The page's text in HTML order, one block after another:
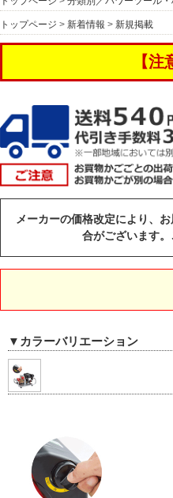
トップページ > 新着情報 > 新規掲載
【
メーカーの価格改定により、
合がございます
▼カラーバリエーション